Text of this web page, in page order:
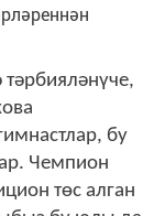
бу
Чемпион
төс алган